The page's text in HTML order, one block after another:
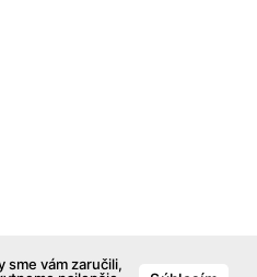
sme vám zaručili,